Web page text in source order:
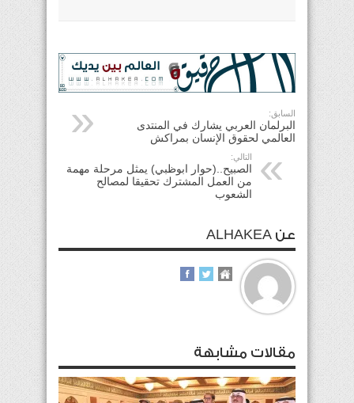
السابق:
البرلمان العربي يشارك في المنتدى
العالمي لحقوق الإنسان بمراكش
التالي:
الصبيح..(حوار ابوظبي) يمثل مرحلة مهمة
من العمل المشترك تحقيقا لمصالح
الشعوب
عن ALHAKEA
مقالات مشابهة